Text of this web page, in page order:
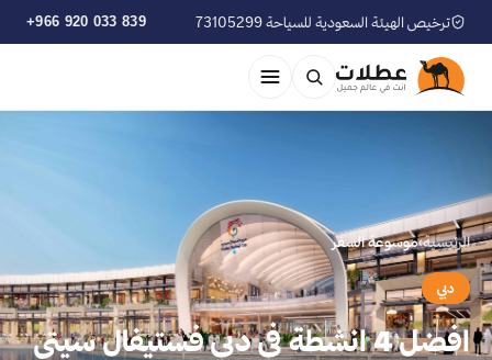
ترخيص الهيئة السعودية للسياحة 73105299 +966 920 033 839
الرئيسية›موسوعة السفر
دبي
افضل 4 انشطة في دبي فستيفال سيتي